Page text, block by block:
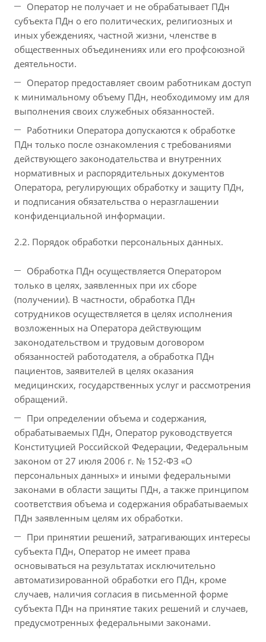
Оператор не получает и не обрабатывает ПДн
субъекта ПДн о его политических, религиозных и
иных убеждениях, частной жизни, членстве в
общественных объединениях или его профсоюзной
деятельности.
Оператор предоставляет своим работникам доступ
к минимальному объему ПДн, необходимому им для
выполнения своих служебных обязанностей.
Работники Оператора допускаются к обработке
ПДн только после ознакомления с требованиями
действующего законодательства и внутренних
нормативных и распорядительных документов
Оператора, регулирующих обработку и защиту ПДн,
и подписания обязательства о неразглашении
конфиденциальной информации.
2.2. Порядок обработки персональных данных.
Обработка ПДн осуществляется Оператором
только в целях, заявленных при их сборе
(получении). В частности, обработка ПДн
сотрудников осуществляется в целях исполнения
возложенных на Оператора действующим
законодательством и трудовым договором
обязанностей работодателя, а обработка ПДн
пациентов, заявителей в целях оказания
медицинских, государственных услуг и рассмотрения
обращений.
При определении объема и содержания,
обрабатываемых ПДн, Оператор руководствуется
Конституцией Российской Федерации, Федеральным
законом от 27 июля 2006 г. № 152-ФЗ «О
персональных данных» и иными федеральными
законами в области защиты ПДн, а также принципом
соответствия объема и содержания обрабатываемых
ПДн заявленным целям их обработки.
При принятии решений, затрагивающих интересы
субъекта ПДн, Оператор не имеет права
основываться на результатах исключительно
автоматизированной обработки его ПДн, кроме
случаев, наличия согласия в письменной форме
субъекта ПДн на принятие таких решений и случаев,
предусмотренных федеральными законами.